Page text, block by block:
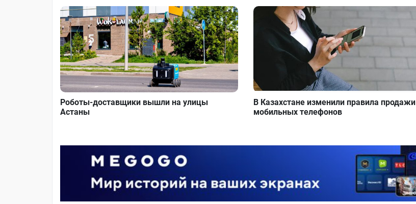
Роботы-доставщики вышли на улицы
Астаны
В Казахстане изменили правила продажи
мобильных телефонов